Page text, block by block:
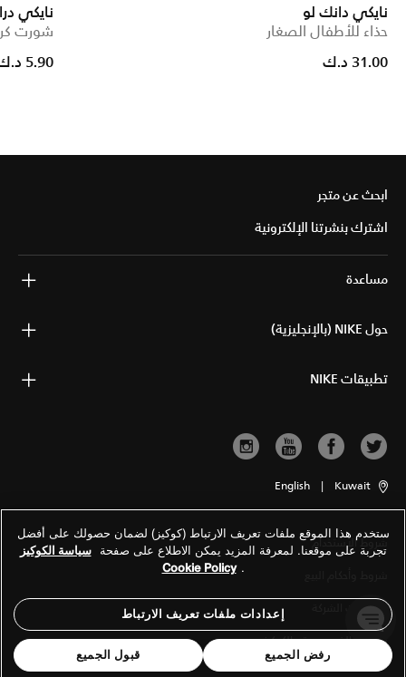
نايكي دانك لو
حذاء للأطفال الصغار
31.00 د.ك
نايكي
شورت
reduced from
to
5.90 د.ك
ابحث عن متجر
اشترك بنشرتنا الإلكترونية
مساعدة
حول NIKE (بالإنجليزية)
تطبيقات NIKE
Kuwait
|
English
شروط الاستخدام
معلومات الشركة
سياسة الخصوصية والكوكيز
ستخدم هذا الموقع ملفات تعريف الارتباط (كوكيز) لضمان حصولك على أفضل
تجربة على موقعنا. لمعرفة المزيد يمكن الاطلاع على صفحة سياسة الكوكيز
.
Cookie Policy
إعدادات ملفات تعريف الارتباط
رفض الجميع قبول الجميع